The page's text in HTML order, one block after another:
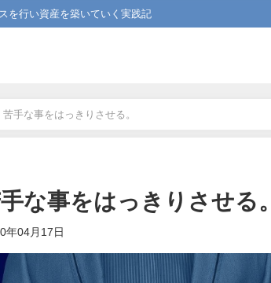
を行い資産を築いていく実践記
手な事をはっきりさせる。
な事をはっきりさせる。
年04月17日